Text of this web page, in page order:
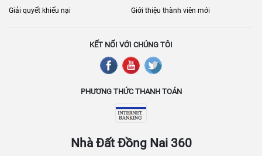
Giải quyết khiếu nại
Giới thiệu thành viên mới
KẾT NỐI VỚI CHÚNG TÔI
PHƯƠNG THỨC THANH TOÁN
Nhà Đất Đồng Nai 360